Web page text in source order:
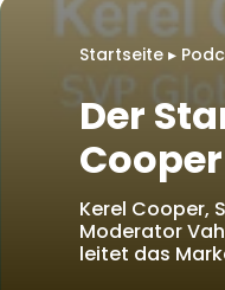
Startseite ▸
Der
Kerel Cooper,
Moderator
leitet das